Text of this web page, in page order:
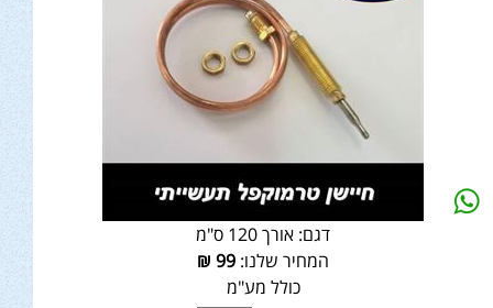
דגם: אורך 120 ס"מ
המחיר שלנו: 99
₪
כולל מע"מ